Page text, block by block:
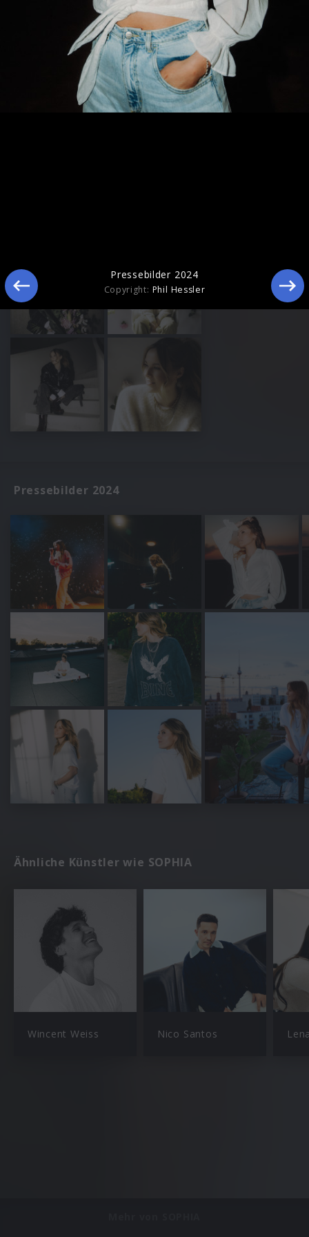
Pressebilder 2024
Ähnliche Künstler wie SOPHIA
Wincent Weiss Nico Santos
Pressebilder 2024
Copyright: Phil Hessler